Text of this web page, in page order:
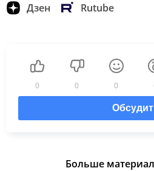
Дзен Rutube
0 0 0
Больше